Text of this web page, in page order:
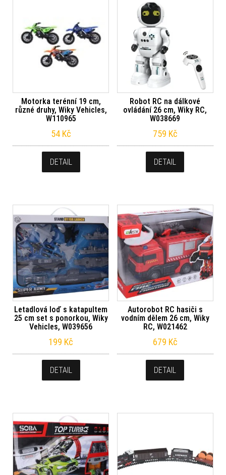
Motorka terénní 19 cm,
různé druhy, Wiky Vehicles,
W110965
54 Kč
DETAIL
Robot RC na dálkové
ovládání 26 cm, Wiky RC,
W038669
759 Kč
DETAIL
Letadlová loď s katapultem
25 cm set s ponorkou, Wiky
Vehicles, W039656
199 Kč
DETAIL
Autorobot RC hasiči s
vodním dělem 26 cm, Wiky
RC, W021462
679 Kč
DETAIL